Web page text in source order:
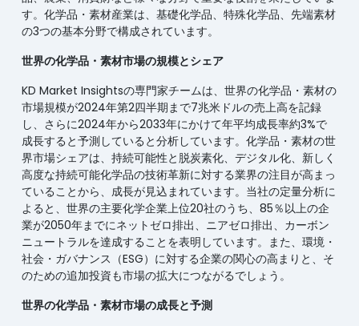
す。化学品・素材産業は、基礎化学品、特殊化学品、先端素材
の3つの基本分野で構成されています。
世界の化学品・素材市場の規模とシェア
KD Market Insightsの専門家チームは、世界の化学品・素材の
市場規模が2024年第2四半期まで7兆米ドルの売上高を記録
し、さらに2024年から2033年にかけて年平均成長率約3%で
成長すると予測していると分析しています。化学品・素材の世
界市場シェアは、持続可能性と脱炭素化、デジタル化、新しく
高度な持続可能化学品の技術革新に対する業界の注目が高まっ
ていることから、成長が見込まれています。当社の定量分析に
よると、世界の主要化学企業上位20社のうち、85％以上の企
業が2050年までにネットゼロ排出、ニアゼロ排出、カーボン
ニュートラルを達成することを表明しています。また、環境・
社会・ガバナンス（ESG）に対する企業の関心の高まりと、そ
のための追加投資も市場の拡大につながるでしょう。
世界の化学品・素材市場の成長と予測